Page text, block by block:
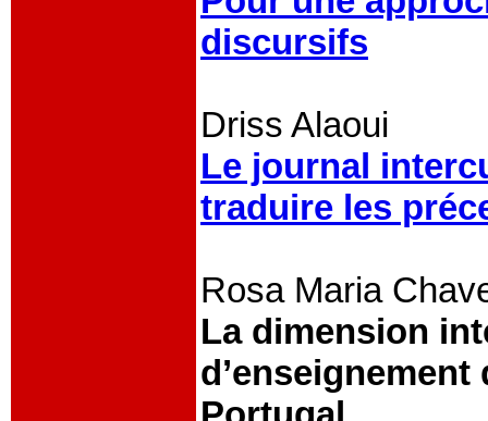
discursifs
Driss Alaoui
Le journal
traduire les
Rosa Maria
La dimension